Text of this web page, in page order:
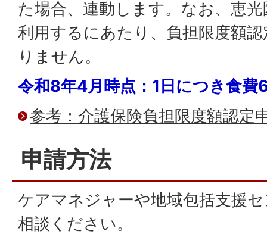
た場合、連動します。なお、恵
利用するにあたり、負担限度額
りません。
令和8年4月時点：1日につき食
参考：介護保険負担限度額認定
申請方法
ケアマネジャーや地域包括支援
相談ください。